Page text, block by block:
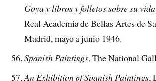
Goya y libros y folletos sobre su
Real Academia de Bellas Artes de
Madrid, mayo a junio 1946.
Spanish Paintings, The National
An Exhibition of Spanish Paintings,